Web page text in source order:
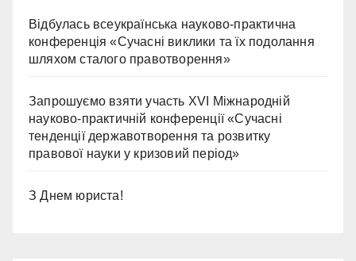
Відбулась всеукраїнська науково-практична
конференція «Сучасні виклики та їх подолання
шляхом сталого правотворення»
Запрошуємо взяти участь ХVІ Міжнародній
науково-практичній конференції «Сучасні
тенденції державотворення та розвитку
правової науки у кризовий період»
З Днем юриста!